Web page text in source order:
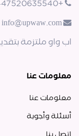
+447520635540
اب واو ملتزمة
معلومات عنا
معلومات عنا
أسئلة وأجوبة